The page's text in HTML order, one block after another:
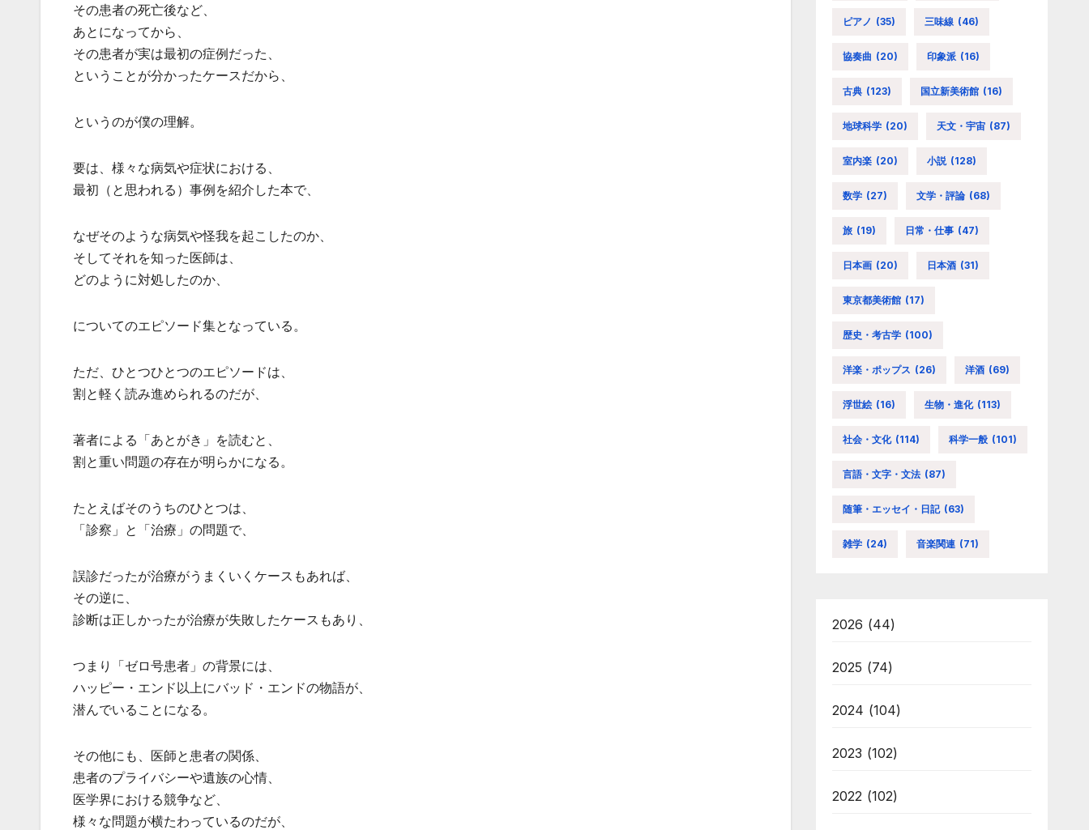
その患者の死亡後など、
あとになってから、
その患者が実は最初の症例だった、
ということが分かったケースだから、
というのが僕の理解。
要は、様々な病気や症状における、
最初（と思われる）事例を紹介した本で、
なぜそのような病気や怪我を起こしたのか、
そしてそれを知った医師は、
どのように対処したのか、
についてのエピソード集となっている。
ただ、ひとつひとつのエピソードは、
割と軽く読み進められるのだが、
著者による「あとがき」を読むと、
割と重い問題の存在が明らかになる。
たとえばそのうちのひとつは、
「診察」と「治療」の問題で、
誤診だったが治療がうまくいくケースもあれば、
その逆に、
診断は正しかったが治療が失敗したケースもあり、
つまり「ゼロ号患者」の背景には、
ハッピー・エンド以上にバッド・エンドの物語が、
潜んでいることになる。
その他にも、医師と患者の関係、
患者のプライバシーや遺族の心情、
医学界における競争など、
様々な問題が横たわっているのだが、
ピアノ (35) 三味線 (46)
協奏曲 (20) 印象派 (16)
古典 (123) 国立新美術館 (16)
地球科学 (20) 天文・宇宙 (87)
室内楽 (20) 小説 (128)
数学 (27) 文学・評論 (68)
旅 (19) 日常・仕事 (47)
日本画 (20) 日本酒 (31)
東京都美術館 (17)
歴史・考古学 (100)
洋楽・ポップス (26) 洋酒 (69)
浮世絵 (16) 生物・進化 (113)
社会・文化 (114) 科学一般 (101)
言語・文字・文法 (87)
随筆・エッセイ・日記 (63)
雑学 (24) 音楽関連 (71)
2026 (44)
2025 (74)
2024 (104)
2023 (102)
2022 (102)